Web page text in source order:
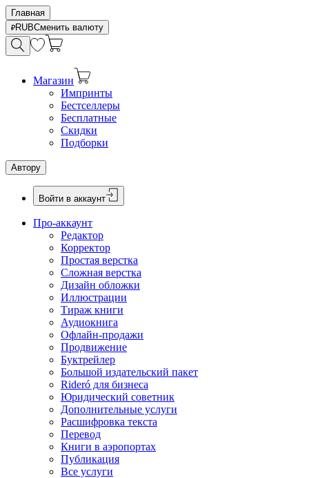
Главная
RUBСменить валюту
Магазин
Импринты
Бестселлеры
Бесплатные
Скидки
Подборки
Автору
Войти в аккаунт
Про-аккаунт
Редактор
Корректор
Простая верстка
Сложная верстка
Дизайн обложки
Иллюстрации
Тираж книги
Аудиокнига
Офлайн-продажи
Продвижение
Буктрейлер
Большой издательский пакет
Rideró для бизнеса
Юридический советник
Дополнительные услуги
Расшифровка текста
Перевод
Книги в аэропортах
Публикация
Все услуги